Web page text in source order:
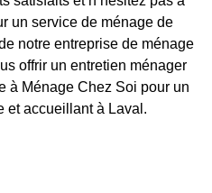
un service de ménage de
notre entreprise de ménage
offrir un entretien ménager
à Ménage Chez Soi pour un
et accueillant à Laval.